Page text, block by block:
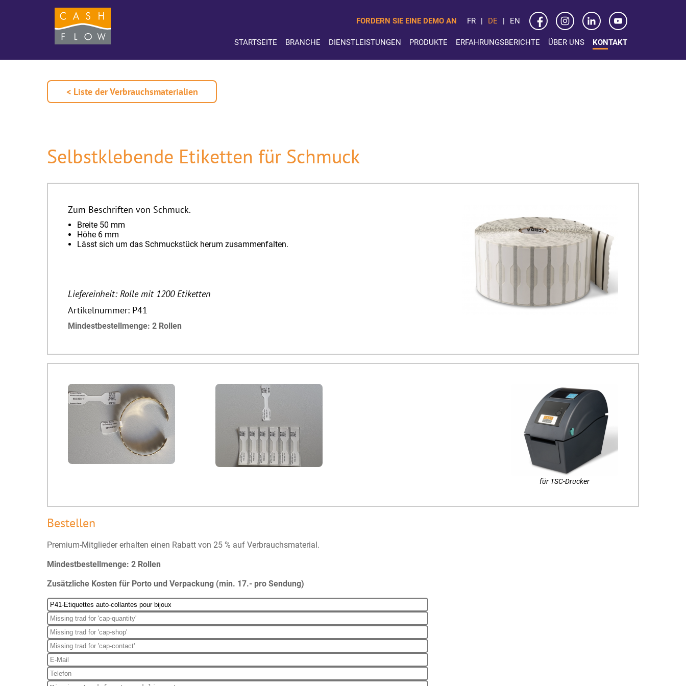
FORDERN SIE EINE DEMO AN FR DE EN
STARTSEITE BRANCHE DIENSTLEISTUNGEN PRODUKTE ERFAHRUNGSBERICHTE ÜBER UNS KONTAKT
< Liste der Verbrauchsmaterialien
Selbstklebende Etiketten für Schmuck
Zum Beschriften von Schmuck.
Breite 50 mm
Höhe 6 mm
Lässt sich um das Schmuckstück herum zusammenfalten.
Liefereinheit: Rolle mit 1200 Etiketten
Artikelnummer: P41
Mindestbestellmenge: 2 Rollen
für TSC-Drucker
Bestellen
Premium-Mitglieder erhalten einen Rabatt von 25 % auf Verbrauchsmaterial.
Mindestbestellmenge: 2 Rollen
Zusätzliche Kosten für Porto und Verpackung (min. 17.- pro Sendung)